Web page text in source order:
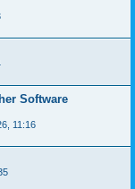
Software
11:16